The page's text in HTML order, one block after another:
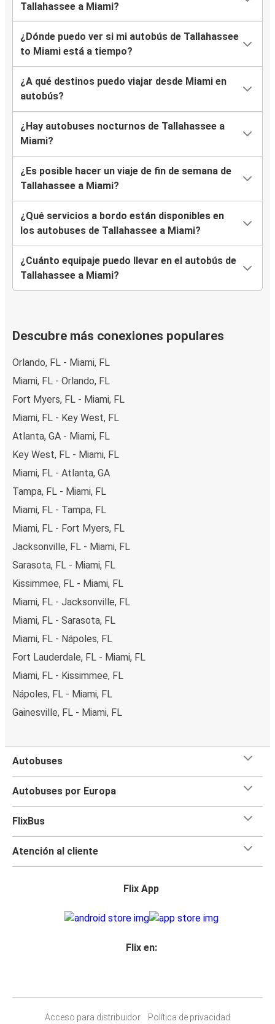
Tallahassee a Miami?
¿Dónde puedo ver si mi autobús de Tallahassee
to Miami está a tiempo?
¿A qué destinos puedo viajar desde Miami en
autobús?
¿Hay autobuses nocturnos de Tallahassee a
Miami?
¿Es posible hacer un viaje de fin de semana de
Tallahassee a Miami?
¿Qué servicios a bordo están disponibles en
los autobuses de Tallahassee a Miami?
¿Cuánto equipaje puedo llevar en el autobús de
Tallahassee a Miami?
Descubre más conexiones populares
Orlando, FL - Miami, FL
Miami, FL - Orlando, FL
Fort Myers, FL - Miami, FL
Miami, FL - Key West, FL
Atlanta, GA - Miami, FL
Key West, FL - Miami, FL
Miami, FL - Atlanta, GA
Tampa, FL - Miami, FL
Miami, FL - Tampa, FL
Miami, FL - Fort Myers, FL
Jacksonville, FL - Miami, FL
Sarasota, FL - Miami, FL
Kissimmee, FL - Miami, FL
Miami, FL - Jacksonville, FL
Miami, FL - Sarasota, FL
Miami, FL - Nápoles, FL
Fort Lauderdale, FL - Miami, FL
Miami, FL - Kissimmee, FL
Nápoles, FL - Miami, FL
Gainesville, FL - Miami, FL
Autobuses
Autobuses por Europa
FlixBus
Atención al cliente
Flix App
Flix en:
Acceso para distribuidor Política de privacidad